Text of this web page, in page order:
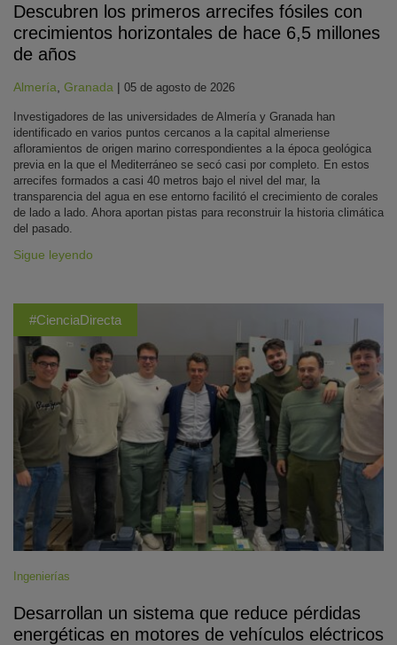
Descubren los primeros arrecifes fósiles con
crecimientos horizontales de hace 6,5 millones
de años
Almería Granada | 05 de agosto de 2026
Investigadores de las universidades de Almería y Granada han
identificado en varios puntos cercanos a la capital almeriense
afloramientos de origen marino correspondientes a la época geológica
previa en la que el Mediterráneo se secó casi por completo. En estos
arrecifes formados a casi 40 metros bajo el nivel del mar, la
transparencia del agua en ese entorno facilitó el crecimiento de corales
de lado a lado. Ahora aportan pistas para reconstruir la historia climática
del pasado.
Sigue leyendo
#CienciaDirecta
Ingenierías
Desarrollan un sistema que reduce pérdidas
energéticas en motores de vehículos eléctricos